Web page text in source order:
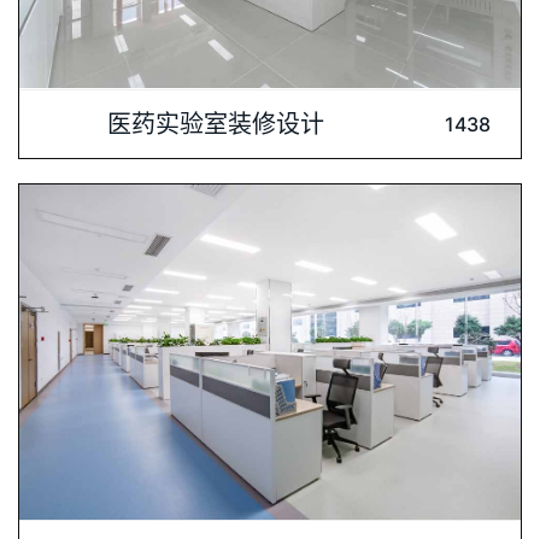
技术股份有限公司的全资附属公司，是国内顶尖的医药定制研发
此次项目中，深圳肯为尔实验室建设公司承揽了暖通
医药实验室装修设计 1438